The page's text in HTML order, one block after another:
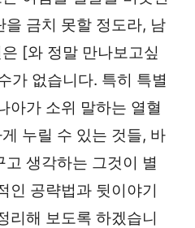
을 금치 못할 정도라, 남
[와 정말 만나보고싶
가 없습니다. 특히 특별
아가 소위 말하는 열혈
누릴 수 있는 것들, 바
생각하는 그것이 별
인 공략법과 뒷이야기
리해 보도록 하겠습니